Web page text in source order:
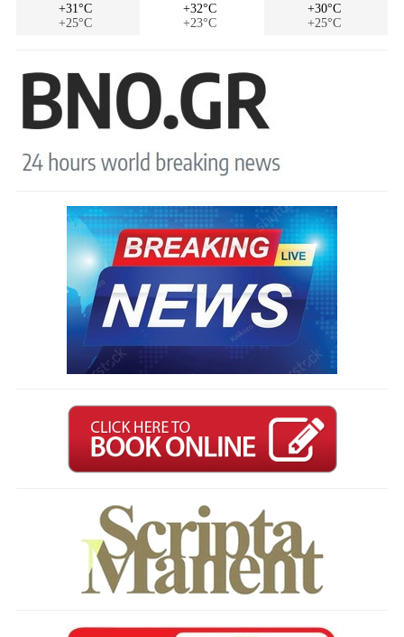
+31°C
+25°C
+32°C
+23°C
+30°C
+25°C